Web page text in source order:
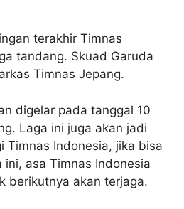
terakhir Timnas
tandang. Skuad Garuda
Timnas Jepang.
digelar pada tanggal 10
Laga ini juga akan jadi
Timnas Indonesia, jika bisa
ini, asa Timnas Indonesia
berikutnya akan terjaga.